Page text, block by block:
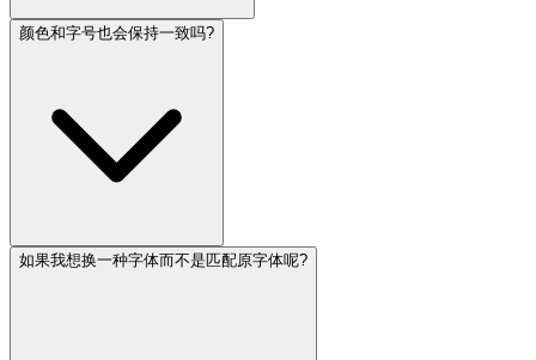
颜色和字号也会保持一致吗?
如果我想换一种字体而不是匹配原字体呢?